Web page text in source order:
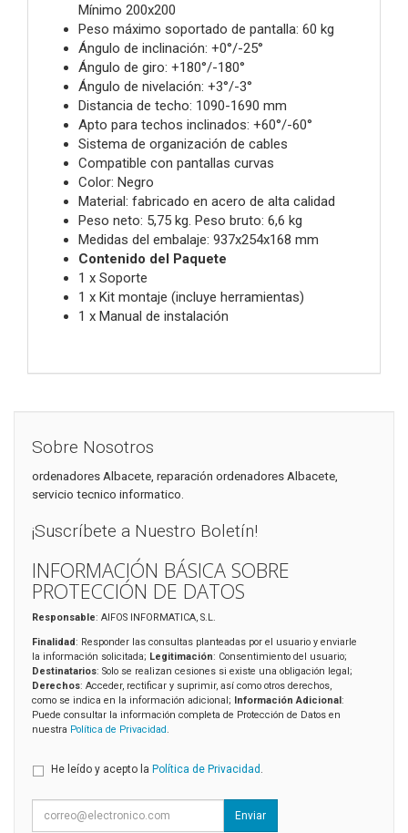
Mínimo 200x200
Peso máximo soportado de pantalla: 60 kg
Ángulo de inclinación: +0°/-25°
Ángulo de giro: +180°/-180°
Ángulo de nivelación: +3°/-3°
Distancia de techo: 1090-1690 mm
Apto para techos inclinados: +60°/-60°
Sistema de organización de cables
Compatible con pantallas curvas
Color: Negro
Material: fabricado en acero de alta calidad
Peso neto: 5,75 kg. Peso bruto: 6,6 kg
Medidas del embalaje: 937x254x168 mm
Contenido del Paquete
1 x Soporte
1 x Kit montaje (incluye herramientas)
1 x Manual de instalación
Sobre Nosotros
ordenadores Albacete, reparación ordenadores Albacete,
servicio tecnico informatico.
¡Suscríbete a Nuestro Boletín!
INFORMACIÓN BÁSICA SOBRE
PROTECCIÓN DE DATOS
Responsable: AIFOS INFORMATICA, S.L.
Finalidad: Responder las consultas planteadas por el usuario y enviarle
la información solicitada; Legitimación: Consentimiento del usuario;
Destinatarios: Solo se realizan cesiones si existe una obligación legal;
Derechos: Acceder, rectificar y suprimir, así como otros derechos,
como se indica en la información adicional; Información Adicional:
Puede consultar la información completa de Protección de Datos en
nuestra Política de Privacidad.
He leído y acepto la Política de Privacidad .
Enviar